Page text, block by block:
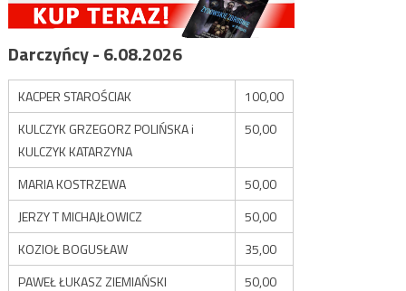
Darczyńcy - 6.08.2026
KACPER STAROŚCIAK
100,00
KULCZYK GRZEGORZ POLIŃSKA i
KULCZYK KATARZYNA
50,00
MARIA KOSTRZEWA
50,00
JERZY T MICHAJŁOWICZ
50,00
KOZIOŁ BOGUSŁAW
35,00
PAWEŁ ŁUKASZ ZIEMIAŃSKI
50,00